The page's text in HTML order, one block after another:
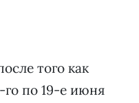
того как
го по 19-е июня